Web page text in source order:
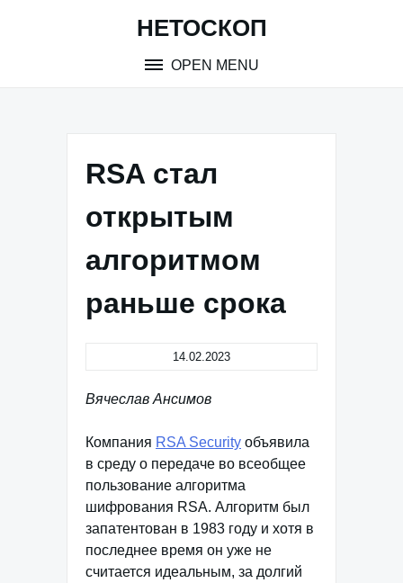
НЕТОСКОП
OPEN MENU
RSA стал
открытым
алгоритмом
раньше срока
14.02.2023
Вячеслав Ансимов
Компания RSA Security объявила
в среду о передаче во всеобщее
пользование алгоритма
шифрования RSA. Алгоритм был
запатентован в 1983 году и хотя в
последнее время он уже не
считается идеальным, за долгий